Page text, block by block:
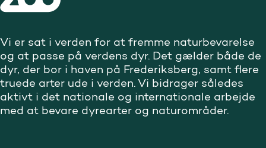
Vi er sat i verden for at fremme naturbevarelse
og at passe på verdens dyr. Det gælder både de
dyr, der bor i haven på Frederiksberg, samt flere
truede arter ude i verden. Vi bidrager således
aktivt i det nationale og internationale arbejde
med at bevare dyrearter og naturområder.